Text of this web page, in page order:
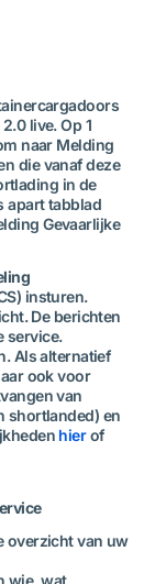
live. Op 1
naar Melding
die vanaf deze
in de
apart tabblad
Gevaarlijke
insturen.
De berichten
service.
Als alternatief
ook voor
van
shortlanded) en
hierof
overzicht van uw
wie, wat,